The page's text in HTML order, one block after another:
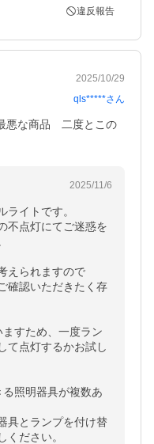
違反報告
2025/10/29
qls*****さん
悪な商品　二度とこの
2025/11/6
ライトです。
不点灯にてご迷惑を
えられますので
確認いただきたく存
ますため、一度ラン
て点灯するかお試し
る照明器具が複数あ
具とランプを付け替
ください。